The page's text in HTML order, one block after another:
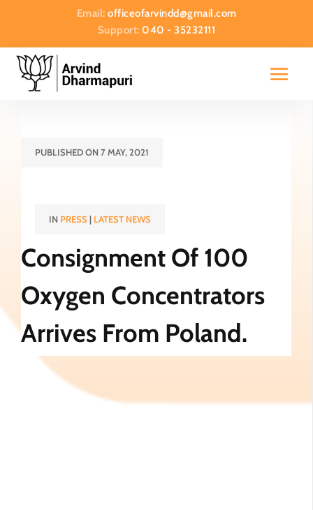
Email: officeofarvindd@gmail.com
Support:040 - 35232111
PUBLISHED ON 7 MAY, 2021
IN PRESS| LATEST NEWS
Consignment Of 100
Oxygen Concentrators
Arrives From Poland.